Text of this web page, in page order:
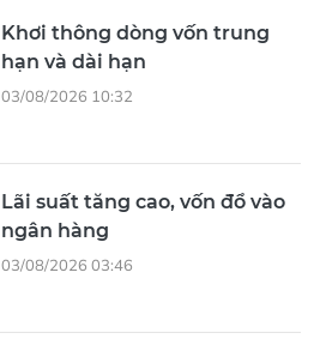
Khơi thông dòng vốn trung
hạn và dài hạn
03/08/2026 10:32
Lãi suất tăng cao, vốn đổ vào
ngân hàng
03/08/2026 03:46